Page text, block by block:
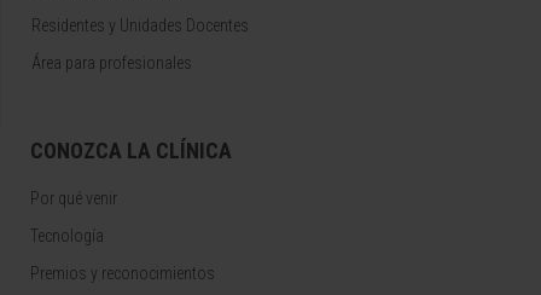
Residentes y Unidades Docentes
Área para profesionales
CONOZCA LA CLÍNICA
Por qué venir
Tecnología
Premios y reconocimientos